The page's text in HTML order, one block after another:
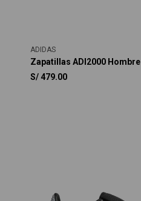
ADIDAS
Zapatillas ADI2000 Hombre
S/ 479.00